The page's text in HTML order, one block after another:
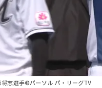
志選手©パーソル パ・リーグTV